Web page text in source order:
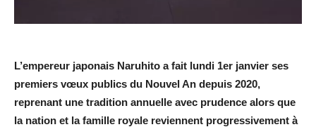
L’empereur japonais Naruhito a fait lundi 1er janvier ses
premiers vœux publics du Nouvel An depuis 2020,
reprenant une tradition annuelle avec prudence alors que
la nation et la famille royale reviennent progressivement à